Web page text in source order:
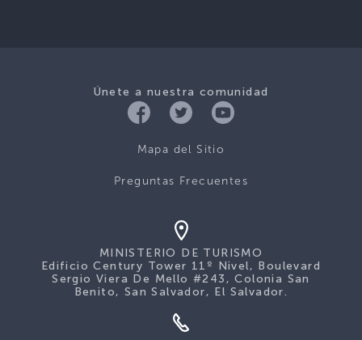
Únete a nuestra comunidad
Mapa del Sitio
Preguntas Frecuentes
MINISTERIO DE TURISMO
Edificio Century Tower 11º Nivel, Boulevard
Sergio Viera De Mello #243, Colonia San
Benito, San Salvador, El Salvador.